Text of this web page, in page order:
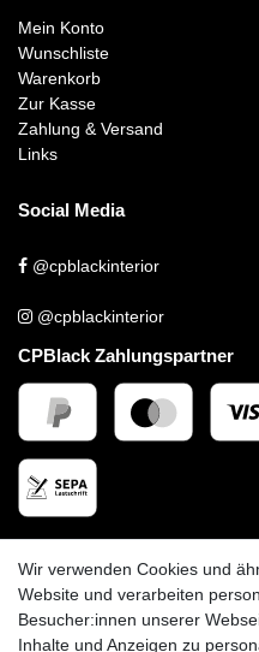
Mein Konto
Wunschliste
Warenkorb
Zur Kasse
Zahlung & Versand
Links
Social Media
@cpblackinterior
@cpblackinterior
CPBlack Zahlungspartner
CPBlack Versandpartner
Wir verwenden Cookies und
Website und verarbeiten
Besucher:innen unserer
Inhalte und Anzeigen zu